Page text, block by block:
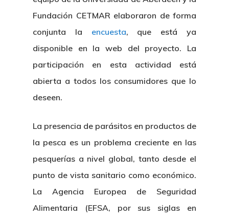
Fundación CETMAR elaboraron de forma
conjunta la encuesta, que está ya
disponible en la web del proyecto. La
participación en esta actividad está
abierta a todos los consumidores que lo
deseen.
La presencia de parásitos en productos de
la pesca es un problema creciente en las
pesquerías a nivel global, tanto desde el
punto de vista sanitario como económico.
La Agencia Europea de Seguridad
Alimentaria (EFSA, por sus siglas en